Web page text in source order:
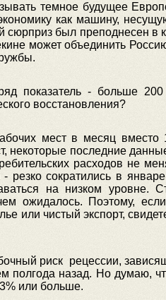
темное будущее
как машину,
сюрприз был преподнесен в
может объединить
показатель - больше 200
восстановления?
мест в месяц вместо
некоторые последние
расходов не
резко сократились в
на низком уровне.
ожидалось. Поэтому,
или чистый экспорт,
риск рецессии,
полгода назад. Но думаю,
или больше.